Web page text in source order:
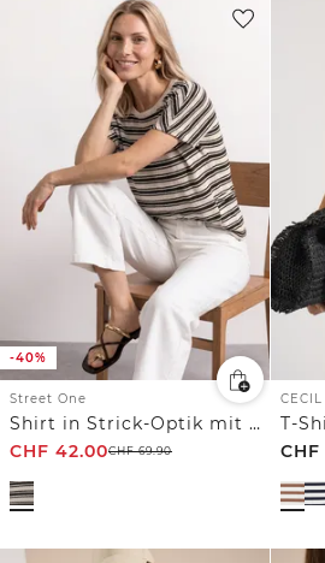
-40%
Street One
Shirt in Strick-Optik mit Rundhals
CHF 42.00CHF69.90
CECIL
CHF